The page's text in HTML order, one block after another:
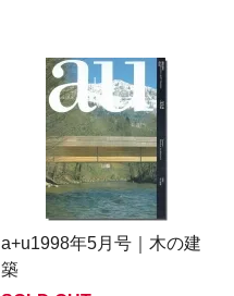
a+u1998年5月号｜木の建
築